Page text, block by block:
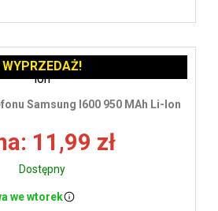
Samsung I600 950 MAh Li-Ion
11,99 zł
Dostępny
we wtorek
WYPRZEDAŻ!